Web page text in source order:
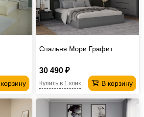
Спальня Мори Графит
30 490 ₽
В корзину
Купить в 1 клик